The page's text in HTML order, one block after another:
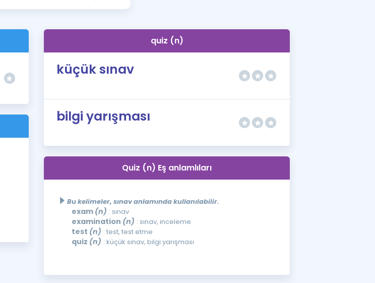
İngilizce Gramer
quiz (n)
küçük sınav
bilgi yarışması
Quiz (n) Eş anlamlıları
Bu kelimeler, sınav anlamında kullanılabilir.
exam (n) : sınav
examination (n) : sınav, inceleme
test (n) : test, test etme
quiz (n) : küçük sınav, bilgi yarışması